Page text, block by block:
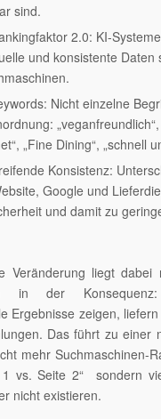
sind.
2.0: KI-Systeme
und konsistente Daten
Nicht einzelne
„veganfreundlich“,
„Fine Dining“, „schnell
Konsistenz:
Google und
und damit zu
Veränderung liegt dabei
in der Konsequenz:
Ergebnisse zeigen,
Das führt zu einer
mehr Suchmaschinen-
1 vs. Seite 2“ sondern
nicht existieren.